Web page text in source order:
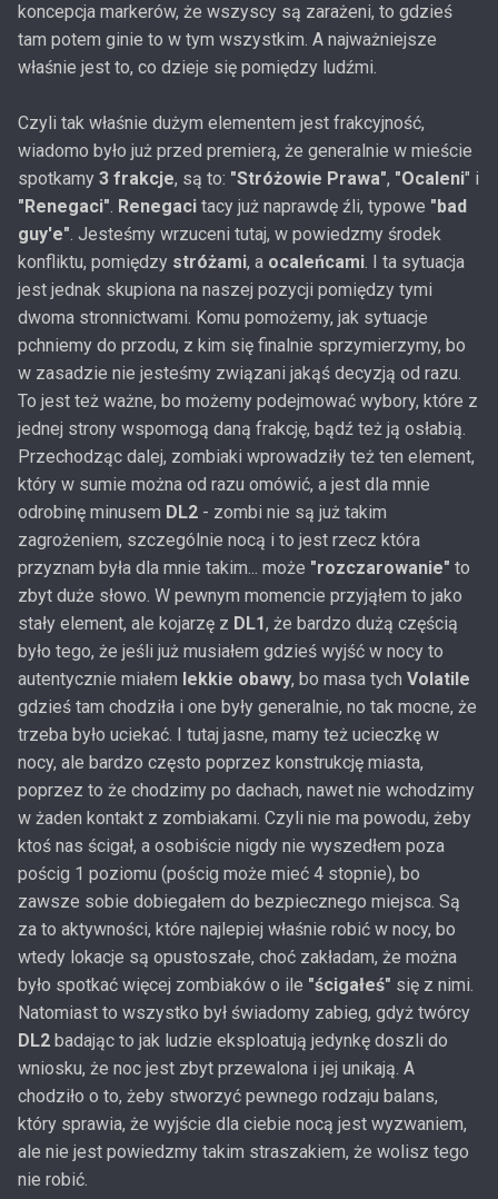
koncepcja markerów, że wszyscy są zarażeni, to gdzieś
tam potem ginie to w tym wszystkim. A najważniejsze
właśnie jest to, co dzieje się pomiędzy ludźmi.
Czyli tak właśnie dużym elementem jest frakcyjność,
wiadomo było już przed premierą, że generalnie w mieście
spotkamy 3 frakcje, są to: "Stróżowie Prawa", "Ocaleni" i
"Renegaci". Renegaci tacy już naprawdę źli, typowe "bad
guy'e". Jesteśmy wrzuceni tutaj, w powiedzmy środek
konfliktu, pomiędzy stróżami, a ocaleńcami. I ta sytuacja
jest jednak skupiona na naszej pozycji pomiędzy tymi
dwoma stronnictwami. Komu pomożemy, jak sytuacje
pchniemy do przodu, z kim się finalnie sprzymierzymy, bo
w zasadzie nie jesteśmy związani jakąś decyzją od razu.
To jest też ważne, bo możemy podejmować wybory, które z
jednej strony wspomogą daną frakcję, bądź też ją osłabią.
Przechodząc dalej, zombiaki wprowadziły też ten element,
który w sumie można od razu omówić, a jest dla mnie
odrobinę minusem DL2 - zombi nie są już takim
zagrożeniem, szczególnie nocą i to jest rzecz która
przyznam była dla mnie takim... może "rozczarowanie" to
zbyt duże słowo. W pewnym momencie przyjąłem to jako
stały element, ale kojarzę z DL1, że bardzo dużą częścią
było tego, że jeśli już musiałem gdzieś wyjść w nocy to
autentycznie miałem lekkie obawy, bo masa tych Volatile
gdzieś tam chodziła i one były generalnie, no tak mocne, że
trzeba było uciekać. I tutaj jasne, mamy też ucieczkę w
nocy, ale bardzo często poprzez konstrukcję miasta,
poprzez to że chodzimy po dachach, nawet nie wchodzimy
w żaden kontakt z zombiakami. Czyli nie ma powodu, żeby
ktoś nas ścigał, a osobiście nigdy nie wyszedłem poza
pościg 1 poziomu (pościg może mieć 4 stopnie), bo
zawsze sobie dobiegałem do bezpiecznego miejsca. Są
za to aktywności, które najlepiej właśnie robić w nocy, bo
wtedy lokacje są opustoszałe, choć zakładam, że można
było spotkać więcej zombiaków o ile "ścigałeś" się z nimi.
Natomiast to wszystko był świadomy zabieg, gdyż twórcy
DL2 badając to jak ludzie eksploatują jedynkę doszli do
wniosku, że noc jest zbyt przewalona i jej unikają. A
chodziło o to, żeby stworzyć pewnego rodzaju balans,
który sprawia, że wyjście dla ciebie nocą jest wyzwaniem,
ale nie jest powiedzmy takim straszakiem, że wolisz tego
nie robić.